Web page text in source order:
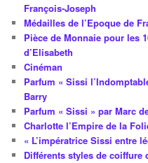
François-Joseph
Médailles de l’Epoque de
Pièce de Monnaie pour les
d’Elisabeth
Cinéman
Parfum « Sissi
Barry
Parfum « Sissi » par Marc
Charlotte l’Empire de la
« L’impératrice Sissi entre
Différents styles de coiffure